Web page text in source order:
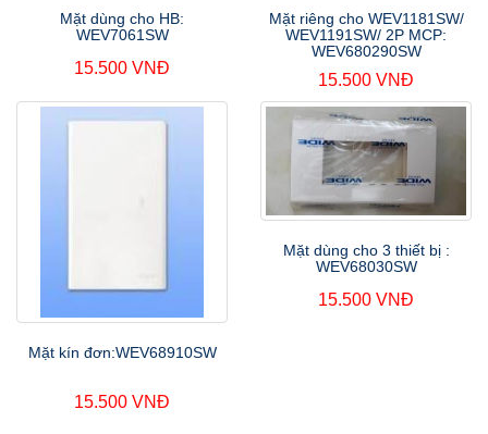
Mặt dùng cho HB:
WEV7061SW
15.500 VNĐ
Mặt riêng cho WEV1181SW/
WEV1191SW/ 2P MCP:
WEV680290SW
15.500 VNĐ
Mặt kín đơn:WEV68910SW
15.500 VNĐ
Mặt dùng cho 3 thiết bị :
WEV68030SW
15.500 VNĐ